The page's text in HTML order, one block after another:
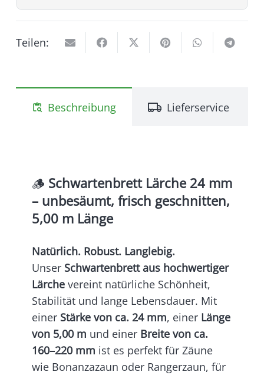
witterungsbeständig
24
mm
–
unbesäumt
&
Teilen:
content_paste_search Beschreibung Lieferservice
🪵 Schwartenbrett Lärche 24 mm
– unbesäumt, frisch geschnitten,
5,00 m Länge
Natürlich. Robust. Langlebig.
Unser Schwartenbrett aus hochwertiger
Lärche vereint natürliche Schönheit,
Stabilität und lange Lebensdauer. Mit
einer Stärke von ca. 24 mm, einer Länge
von 5,00 m und einer Breite von ca.
160–220 mm ist es perfekt für Zäune
wie Bonanzazaun oder Rangerzaun, für